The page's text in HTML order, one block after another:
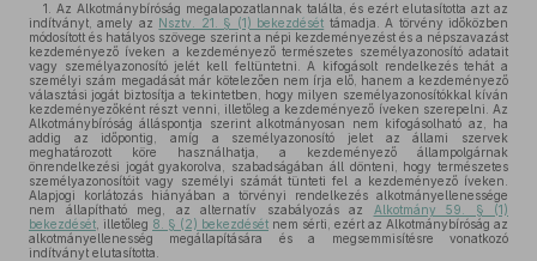
1. Az Alkotmánybíróság megalapozatlannak találta, és ezért elutasította azt az
indítványt, amely az Nsztv. 21. § (1) bekezdését támadja. A törvény időközben
módosított és hatályos szövege szerint a népi kezdeményezést és a népszavazást
kezdeményező íveken a kezdeményező természetes személyazonosító adatait
vagy személyazonosító jelét kell feltüntetni. A kifogásolt rendelkezés tehát a
személyi szám megadását már kötelezően nem írja elő, hanem a kezdeményező
választási jogát biztosítja a tekintetben, hogy milyen személyazonosítókkal kíván
kezdeményezőként részt venni, illetőleg a kezdeményező íveken szerepelni. Az
Alkotmánybíróság álláspontja szerint alkotmányosan nem kifogásolható az, ha
addig az időpontig, amíg a személyazonosító jelet az állami szervek
meghatározott köre használhatja, a kezdeményező állampolgárnak
önrendelkezési jogát gyakorolva, szabadságában áll dönteni, hogy természetes
személyazonosítóit vagy személyi számát tünteti fel a kezdeményező íveken.
Alapjogi korlátozás hiányában a törvényi rendelkezés alkotmányellenessége
nem állapítható meg, az alternatív szabályozás az
Alkotmány 59. § (1)
bekezdését , illetőleg 8. § (2) bekezdését nem sérti, ezért az Alkotmánybíróság az
alkotmányellenesség megállapítására és a megsemmisítésre vonatkozó
indítványt elutasította.